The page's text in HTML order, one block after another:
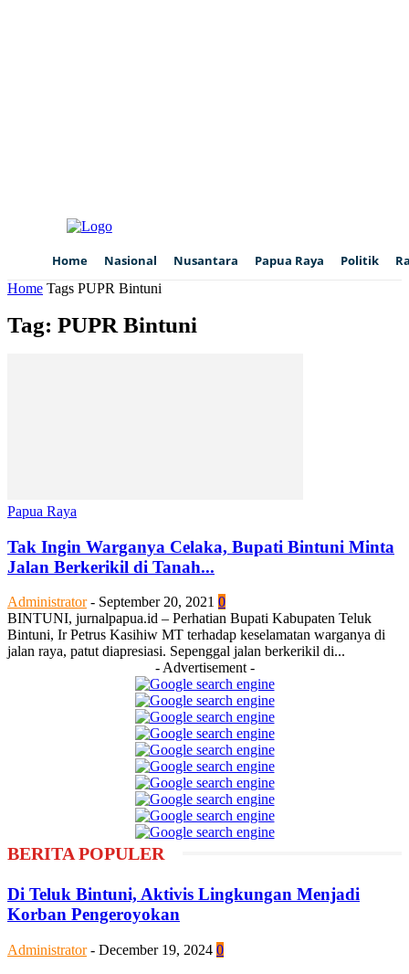
Home Nasional Nusantara Papua Raya Politik
Home Tags PUPR Bintuni
Tag: PUPR Bintuni
Papua Raya
Tak Ingin Warganya Celaka, Bupati Bintuni Minta
Jalan Berkerikil di Tanah...
Administrator - September 20, 2021 0
BINTUNI, jurnalpapua.id – Perhatian Bupati Kabupaten Teluk
Bintuni, Ir Petrus Kasihiw MT terhadap keselamatan warganya di
jalan raya, patut diapresiasi. Sepenggal jalan berkerikil di...
- Advertisement -
BERITA POPULER
Di Teluk Bintuni, Aktivis Lingkungan Menjadi
Korban Pengeroyokan
Administrator - December 19, 2024 0